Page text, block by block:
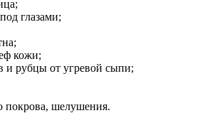
глазами;
кожи;
и рубцы от угревой сыпи;
покрова, шелушения.